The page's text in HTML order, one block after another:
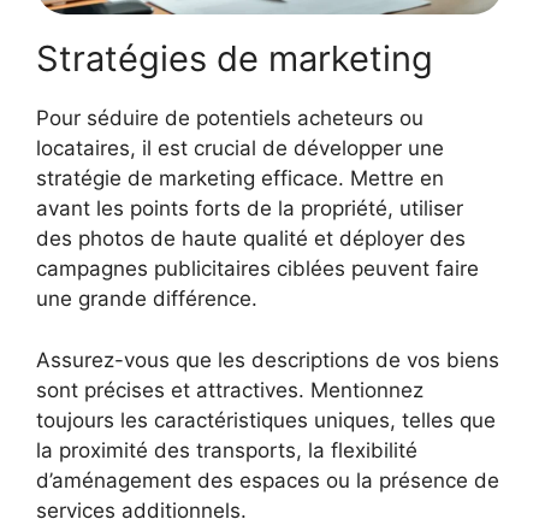
Stratégies de marketing
Pour séduire de potentiels acheteurs ou
locataires, il est crucial de développer une
stratégie de marketing efficace. Mettre en
avant les points forts de la propriété, utiliser
des photos de haute qualité et déployer des
campagnes publicitaires ciblées peuvent faire
une grande différence.
Assurez-vous que les descriptions de vos biens
sont précises et attractives. Mentionnez
toujours les caractéristiques uniques, telles que
la proximité des transports, la flexibilité
d’aménagement des espaces ou la présence de
services additionnels.